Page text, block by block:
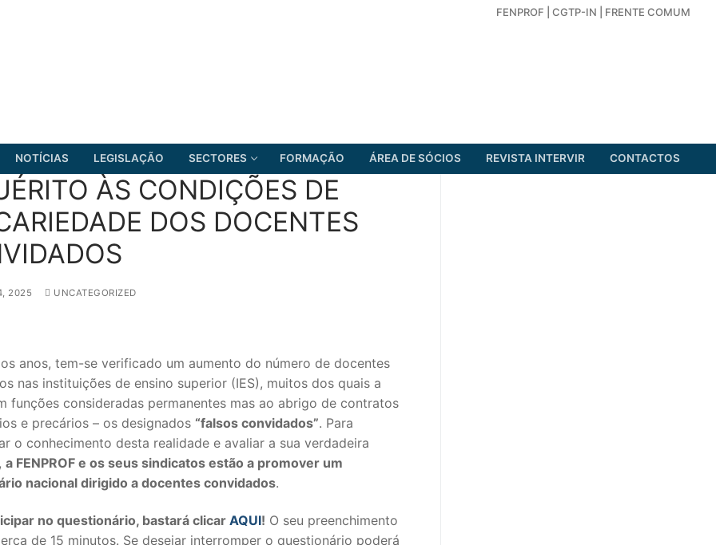
FENPROF CGTP-IN FRENTE COMUM
NOTÍCIAS LEGISLAÇÃO SECTORES FORMAÇÃO ÁREA DE SÓCIOS REVISTA INTERVIR CONTACTOS
FRENTE COMUM
ÀS CONDIÇÕES DE
DOS DOCENTES
2025 UNCATEGORIZED
anos, tem-se verificado um aumento do número de docentes
nas instituições de ensino superior (IES), muitos dos quais a
funções consideradas permanentes mas ao abrigo de contratos
e precários – os designados “falsos convidados”. Para
o conhecimento desta realidade e avaliar a sua verdadeira
a FENPROF e os seus sindicatos estão a promover um
nacional dirigido a docentes convidados.
no questionário, bastará clicar AQUI! O seu preenchimento
de 15 minutos. Se desejar interromper o questionário poderá